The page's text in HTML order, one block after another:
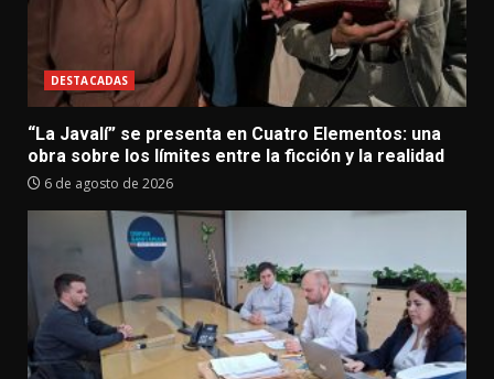
DESTACADAS
“La Javalí” se presenta en Cuatro Elementos: una
obra sobre los límites entre la ficción y la realidad
6 de agosto de 2026